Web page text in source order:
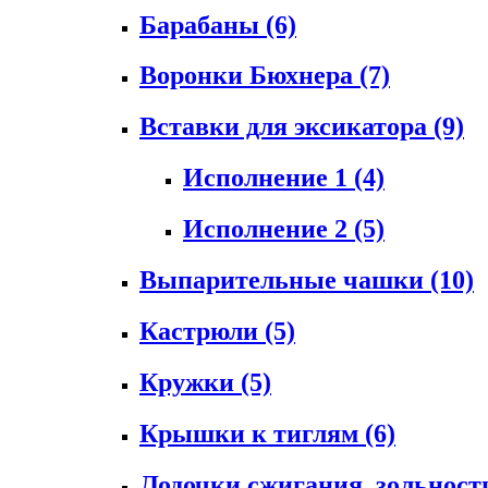
Барабаны (6)
Воронки Бюхнера (7)
Вставки для эксикатора (9)
Исполнение 1 (4)
Исполнение 2 (5)
Выпарительные чашки (10)
Кастрюли (5)
Кружки (5)
Крышки к тиглям (6)